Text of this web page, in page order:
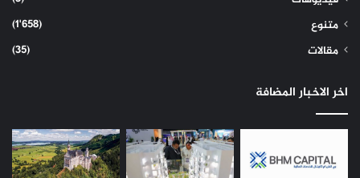
متنوع
(1٬658)
مقالات
(35)
اخر الاخبار المضافة